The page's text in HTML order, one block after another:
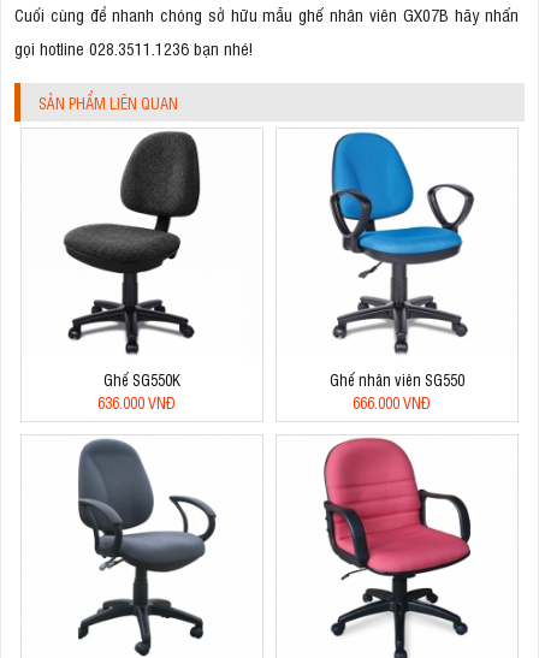
Cuối cùng để nhanh chóng sở hữu mẫu ghế nhân viên GX07B hãy nhấn
gọi hotline 028.3511.1236 bạn nhé!
SẢN PHẨM LIÊN QUAN
Ghế SG550K
636.000 VNĐ
Ghế nhân viên SG550
666.000 VNĐ